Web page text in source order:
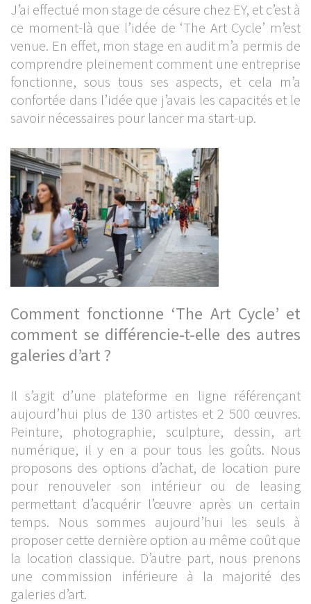
J’ai effectué mon stage de césure chez EY, et c’est à
ce moment-là que l’idée de ‘The Art Cycle’ m’est
venue. En effet, mon stage en audit m’a permis de
comprendre pleinement comment une entreprise
fonctionne, sous tous ses aspects, et cela m’a
confortée dans l’idée que j’avais les capacités et le
savoir nécessaires pour lancer ma start-up.
Comment fonctionne ‘The Art Cycle’ et
comment se différencie-t-elle des autres
galeries d’art ?
Il s’agit d’une plateforme en ligne référençant
aujourd’hui plus de 130 artistes et 2 500 œuvres.
Peinture, photographie, sculpture, dessin, art
numérique, il y en a pour tous les goûts. Nous
proposons des options d’achat, de location pure
pour renouveler son intérieur ou de leasing
permettant d’acquérir l’œuvre après un certain
temps. Nous sommes aujourd’hui les seuls à
proposer cette dernière option au même coût que
la location classique. D’autre part, nous prenons
une commission inférieure à la majorité des
galeries d’art.